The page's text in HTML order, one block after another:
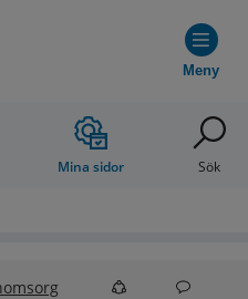
Meny
Mina sidor Sök